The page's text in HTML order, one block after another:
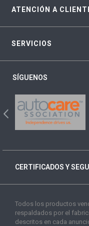
ATENCIÓN A
SERVICIOS
SÍGUENOS
CERTIFICADOS Y
Todos los productos
respaldados por el
descritos en cada